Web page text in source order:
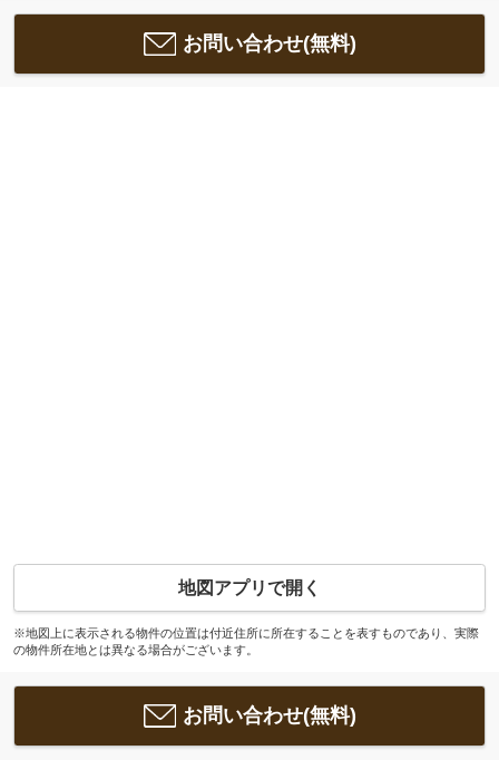
お問い合わせ(無料)
地図アプリで開く
※地図上に表示される物件の位置は付近住所に所在することを表すものであり、実際
の物件所在地とは異なる場合がございます。
お問い合わせ(無料)